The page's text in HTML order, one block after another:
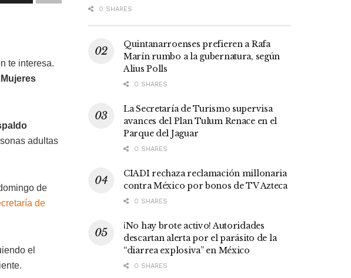
te interesa.
adultas
de
de
el
0 SHARES
Quintanarroenses prefieren a Rafa
Marín rumbo a la gubernatura, según
Alius Polls
0 SHARES
La Secretaría de Turismo supervisa
avances del Plan Tulum Renace en el
Parque del Jaguar
0 SHARES
CIADI rechaza reclamación millonaria
contra México por bonos de TV Azteca
0 SHARES
¡No hay brote activo! Autoridades
descartan alerta por el parásito de la
“diarrea explosiva” en México
0 SHARES